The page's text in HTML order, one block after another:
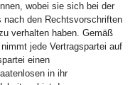
wobei sie sich bei der
nach den Rechtsvorschriften
verhalten haben. Gemäß
jede Vertragspartei auf
einen
in ihr